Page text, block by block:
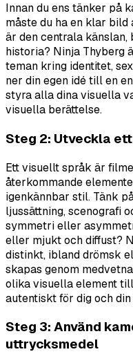
Innan du ens tänker på
måste du ha en klar bild
är den centrala
historia? Ninja Thyberg
teman kring identitet,
ner din egen idé till en
styra alla dina visuella
visuella berättelse.
Steg 2: Utveckla
Ett visuellt språk är
återkommande
igenkännbar stil. Tänk
ljussättning, scenografi
symmetri eller
eller mjukt och diffust?
distinkt, ibland drömsk
skapas genom
olika visuella element
autentiskt för dig och
Steg 3: Använd
uttrycksmedel